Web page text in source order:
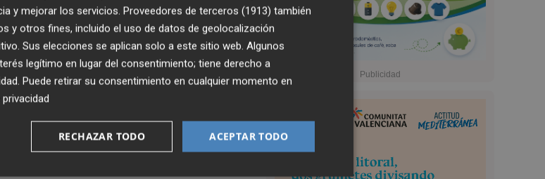
y mejorar los servicios. Proveedores de terceros (1913) también
y otros fines, incluido el uso de datos de geolocalización
Sus elecciones se aplican solo a este sitio web. Algunos
legítimo en lugar del consentimiento; tiene derecho a
. Puede retirar su consentimiento en cualquier momento en
ACEPTAR TODO
RECHAZAR TODO